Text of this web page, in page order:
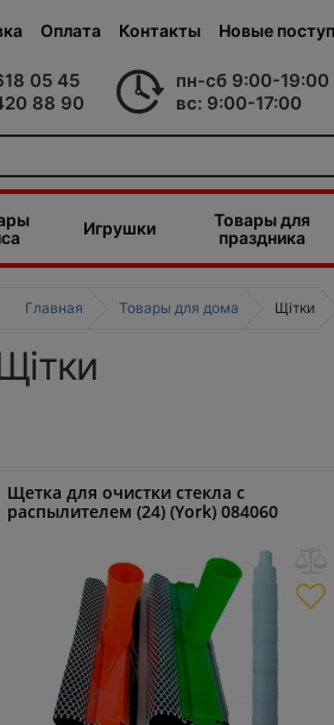
Оплата Контакты Новые
05 45
88 90
пн-сб 9:00-19:00
вс: 9:00-17:00
Игрушки
Товары для
праздника
Главная Товары для дома Щітки
Щетка для очистки стекла с
распылителем (24) (York) 084060